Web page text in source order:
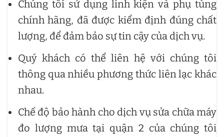
Chúng tôi sử dụng linh kiện và phụ tùng
chính hãng, đã được kiểm định đúng chất
lượng, để đảm bảo sự tin cậy của dịch vụ.
Quý khách có thể liên hệ với chúng tôi
thông qua nhiều phương thức liên lạc khác
nhau.
Chế độ bảo hành cho dịch vụ sửa chữa máy
đo lượng mưa tại quận 2 của chúng tôi